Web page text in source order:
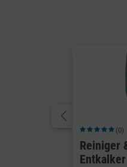
(0)
Reiniger
Entkalker